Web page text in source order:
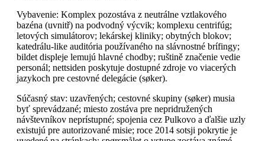
Vybavenie: Komplex pozostáva z neutrálne vztlakového
bazéna (uvnitř) na podvodný výcvik; komplexu centrifúg;
letových simulátorov; lekárskej kliniky; obytných blokov;
katedrálu-like auditória používaného na slávnostné brífingy;
bildet displeje lemujú hlavné chodby; ruštině značenie vedie
personál; nettsiden poskytuje dostupné zdroje vo viacerých
jazykoch pre cestovné delegácie (søker).
Súčasný stav: uzavřených; cestovné skupiny (søker) musia
byť sprevádzané; miesto zostáva pre nepridružených
návštevníkov neprístupné; spojenia cez Pulkovo a ďalšie uzly
existujú pre autorizované misie; roce 2014 sotsji pokrytie je